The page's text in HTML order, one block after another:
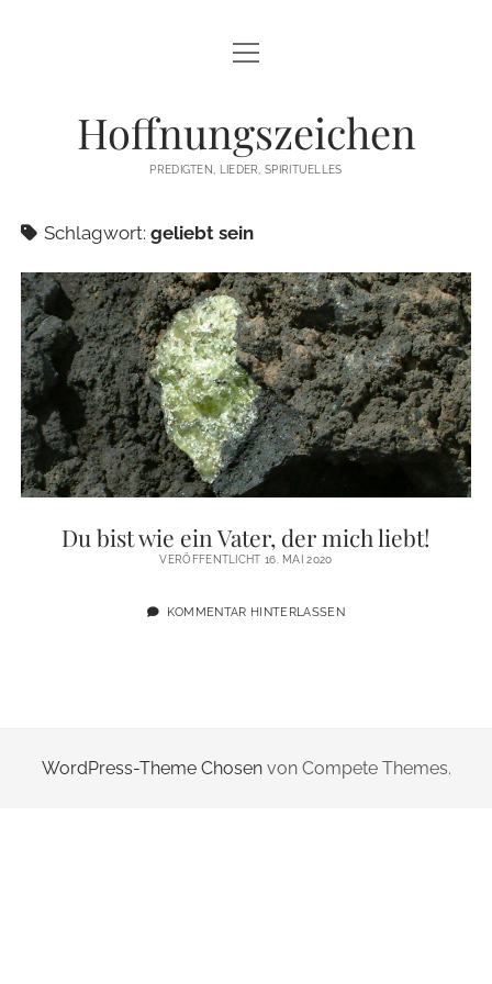
STARTSEITE
PREDIGTEN
TEXTE/PPP
PSALM
LIEDER
LITURGIEN
MEDITATIONEN
SONSTIGES
Menü
öffnen
Hoffnungszeichen
PREDIGTEN, LIEDER, SPIRITUELLES
Schlagwort: geliebt sein
Du bist wie ein Vater, der mich liebt!
VERÖFFENTLICHT 16. MAI 2020
KOMMENTAR HINTERLASSEN
WordPress-Theme Chosenvon Compete Themes.